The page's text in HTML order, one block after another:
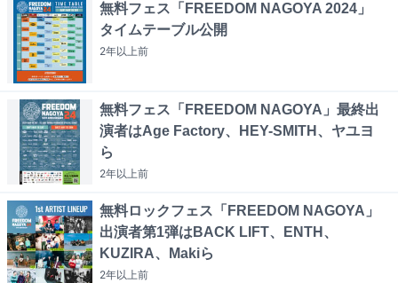
無料フェス「FREEDOM NAGOYA 2024」
タイムテーブル公開
2年以上前
無料フェス「FREEDOM NAGOYA」最終出
演者はAge Factory、HEY-SMITH、ヤユヨ
ら
2年以上前
無料ロックフェス「FREEDOM NAGOYA」
出演者第1弾はBACK LIFT、ENTH、
KUZIRA、Makiら
2年以上前